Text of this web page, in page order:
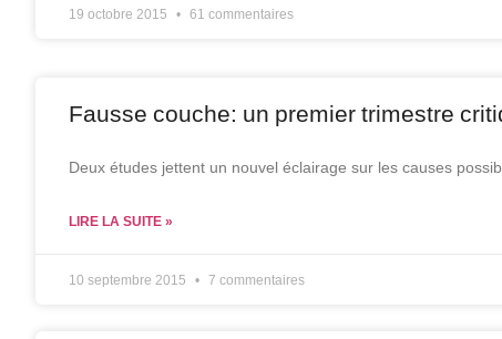
19 octobre 2015 61 commentaires
Fausse couche: un premier trimestre
Deux études jettent un nouvel éclairage sur les causes
LIRE LA SUITE »
10 septembre 2015 7 commentaires